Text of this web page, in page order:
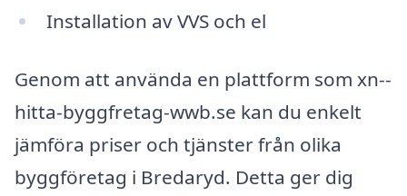
Installation av VVS och el
Genom att använda en plattform som xn--
hitta-byggfretag-wwb.se kan du enkelt
jämföra priser och tjänster från olika
byggföretag i Bredaryd. Detta ger dig